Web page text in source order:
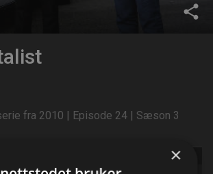
share
fra 2010 | Episode 24 | Sæson 3
×